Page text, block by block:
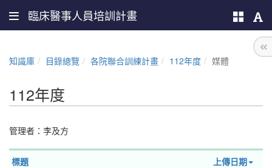
臨床醫事人員培訓計畫
知識庫 目錄總覽 各院聯合訓練計畫 112年度 媒體
112年度
管理者： 李及方
標題
上傳日期